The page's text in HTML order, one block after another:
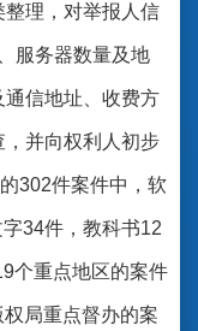
理，对举报人信
服务器数量及地
信地址、收费方
并向权利人初步
302件案件中，软
34件，教科书12
个重点地区的案件
局重点督办的案